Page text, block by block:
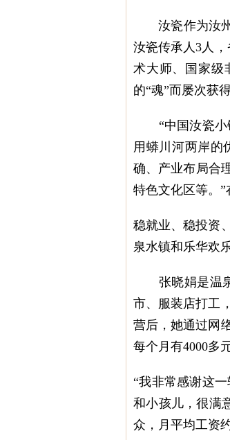
汝瓷作为汝
汝瓷传承人3人
术大师、国家级
的“魂”而屡次获
“中国汝瓷小镇
用蟒川河两岸的
确、产业布局合
特色文化区等。
稳就业、稳投资
泉水镇和乐华欢
张晓娟是温泉
市、服装店打工
营后，她通过网
每个月有4000多
“我非常感谢这
和小孩儿，很满
众，月平均工资